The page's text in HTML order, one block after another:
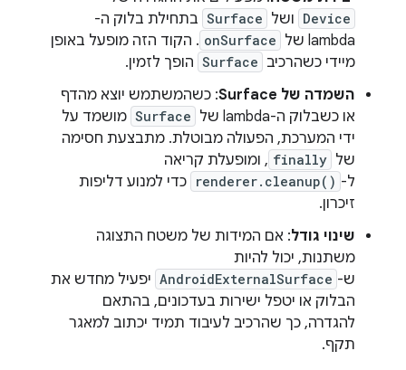
Device ושל Surface בתחילת בלוק ה-
lambda של
onSurface . הקוד הזה מופעל באופן
מיידי כשהרכיב Surface הופך לזמין.
השמדה של Surface
: כשהמשתמש יוצא מהדף
או כשבלוק ה-lambda של
Surface מושמד על
ידי המערכת, הפעולה מבוטלת. מתבצעת חסימה
של finally , ומופעלת קריאה
ל- renderer.cleanup() כדי למנוע דליפות
זיכרון.
שינוי גודל: אם המידות של משטח התצוגה
משתנות, יכול להיות
ש- AndroidExternalSurface יפעיל מחדש את
הבלוק או יטפל ישירות בעדכונים, בהתאם
להגדרה, כך שהרכיב לעיבוד תמיד יכתוב למאגר
תקף.